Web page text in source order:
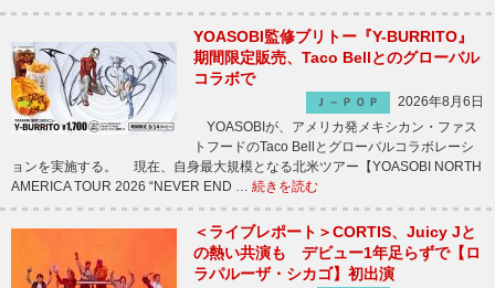
YOASOBI監修ブリトー『Y-BURRITO』
期間限定販売、Taco Bellとのグローバル
コラボで
Ｊ－ＰＯＰ
2026年8月6日
YOASOBIが、アメリカ発メキシカン・ファス
トフードのTaco Bellとグローバルコラボレーシ
ョンを実施する。 現在、自身最大規模となる北米ツアー【YOASOBI NORTH
AMERICA TOUR 2026 “NEVER END … 続きを読む
＜ライブレポート＞CORTIS、Juicy Jと
の熱い共演も デビュー1年足らずで【ロ
ラパルーザ・シカゴ】初出演